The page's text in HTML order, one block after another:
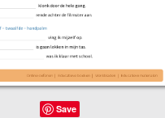
Save